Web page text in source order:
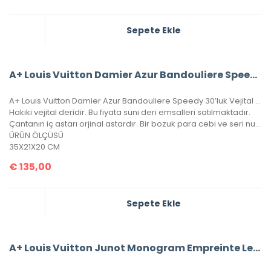
Sepete Ekle
A+ Louis Vuitton Damier Azur Bandouliere Speedy 35’Lik Vejital Deri
A+ Louis Vuitton Damier Azur Bandouliere Speedy 30’luk Vejital Deri
Hakiki vejital deridir. Bu fiyata suni deri emsalleri satılmaktadır.
Çantanın iç astarı orjinal astardır. Bir bozuk para cebi ve seri numarası mevcuttur.
ÜRÜN ÖLÇÜSÜ
35X21X20 CM
€135,00
Sepete Ekle
A+ Louis Vuitton Junot Monogram Empreinte Leather